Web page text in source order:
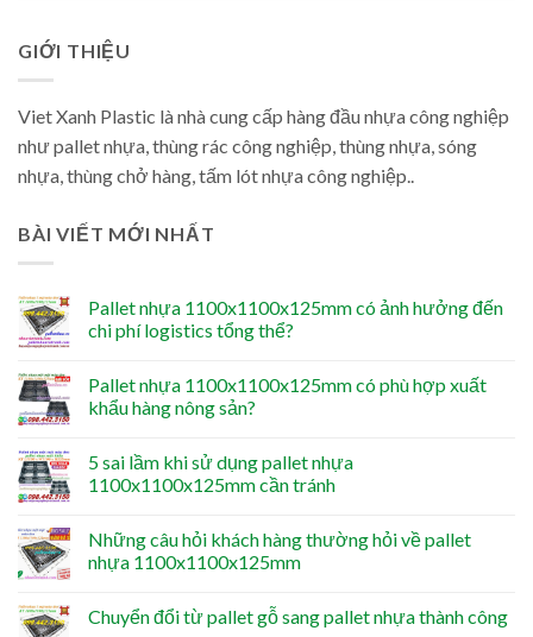
GIỚI THIỆU
Viet Xanh Plastic là nhà cung cấp hàng đầu nhựa công nghiệp
như pallet nhựa, thùng rác công nghiệp, thùng nhựa, sóng
nhựa, thùng chở hàng, tấm lót nhựa công nghiệp..
BÀI VIẾT MỚI NHẤT
Pallet nhựa 1100x1100x125mm có ảnh hưởng đến
chi phí logistics tổng thể?
Pallet nhựa 1100x1100x125mm có phù hợp xuất
khẩu hàng nông sản?
5 sai lầm khi sử dụng pallet nhựa
1100x1100x125mm cần tránh
Những câu hỏi khách hàng thường hỏi về pallet
nhựa 1100x1100x125mm
Chuyển đổi từ pallet gỗ sang pallet nhựa thành công